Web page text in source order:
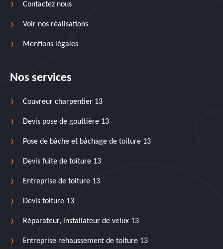
Contactez nous
Voir nos réalisations
Mentions légales
Nos services
Couvreur charpentier 13
Devis pose de gouttière 13
Pose de bâche et bâchage de toiture 13
Devis fuite de toiture 13
Entreprise de toiture 13
Devis toiture 13
Réparateur, installateur de velux 13
Entreprise rehaussement de toiture 13